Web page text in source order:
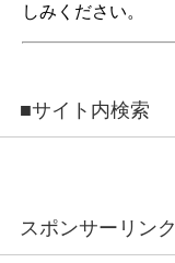
しみください。
■サイト内検索
スポンサーリンク